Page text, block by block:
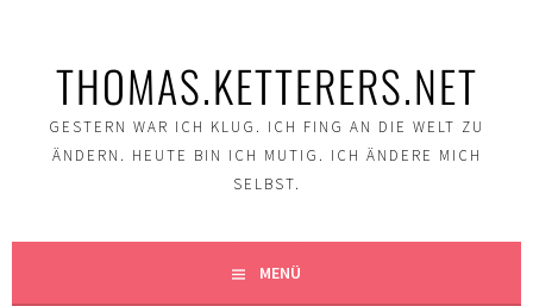
THOMAS.KETTERERS.NET
GESTERN WAR ICH KLUG. ICH FING AN DIE WELT ZU
ÄNDERN. HEUTE BIN ICH MUTIG. ICH ÄNDERE MICH
SELBST.
MENÜ